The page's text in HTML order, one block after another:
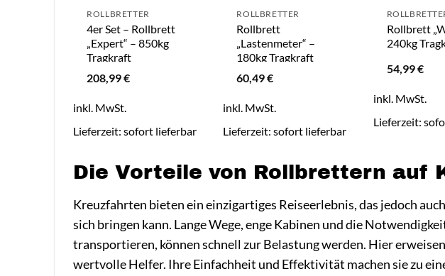
ROLLBRETTER
4er Set – Rollbrett
„Expert“ – 850kg
Tragkraft
208,99€
inkl. MwSt.
Lieferzeit:sofort lieferbar
ROLLBRETTER
Rollbrett
„Lastenmeter“ –
180kg Tragkraft
60,49€
inkl. MwSt.
Lieferzeit:sofort lieferbar
Rollbrett
240kg
54,99€
inkl. MwSt.
Lieferzeit:
Die Vorteile von Rollbrettern auf
Kreuzfahrten bieten ein einzigartiges Reiseerlebnis, das jedoch
sich bringen kann. Lange Wege, enge Kabinen und die
transportieren, können schnell zur Belastung werden. Hier
wertvolle Helfer. Ihre Einfachheit und Effektivität machen sie zu